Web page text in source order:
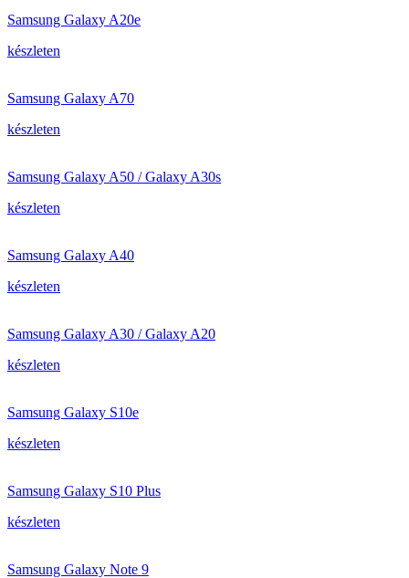
Samsung Galaxy A20e
készleten
Samsung Galaxy A70
készleten
Samsung Galaxy A50 / Galaxy A30s
készleten
Samsung Galaxy A40
készleten
Samsung Galaxy A30 / Galaxy A20
készleten
Samsung Galaxy S10e
készleten
Samsung Galaxy S10 Plus
készleten
Samsung Galaxy Note 9